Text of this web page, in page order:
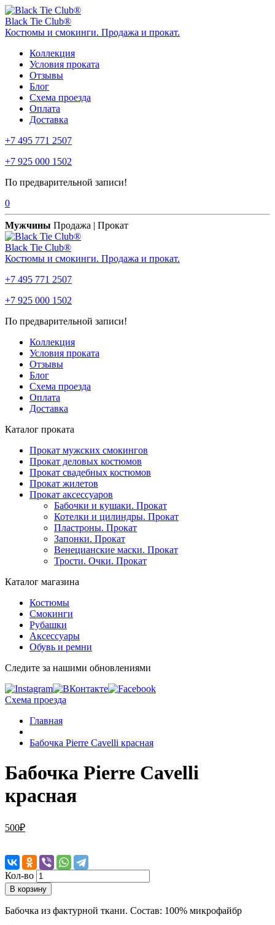
Black Tie Club®
Костюмы и смокинги. Продажа и прокат.
Коллекция
Условия проката
Отзывы
Блог
Схема проезда
Оплата
Доставка
+7 495 771 2507
+7 925 000 1502
По предварительной записи!
0
Мужчины Продажа | Прокат
Black Tie Club®
Костюмы и смокинги. Продажа и прокат.
+7 495 771 2507
+7 925 000 1502
По предварительной записи!
Коллекция
Условия проката
Отзывы
Блог
Схема проезда
Оплата
Доставка
Каталог проката
Прокат мужских смокингов
Прокат деловых костюмов
Прокат свадебных костюмов
Прокат жилетов
Прокат аксессуаров
Бабочки и кушаки. Прокат
Котелки и цилиндры. Прокат
Пластроны. Прокат
Запонки. Прокат
Венецианские маски. Прокат
Трости. Очки. Прокат
Каталог магазина
Костюмы
Смокинги
Рубашки
Аксессуары
Обувь и ремни
Следите за нашими обновлениями
Схема проезда
Главная
Бабочка Pierre Cavelli красная
Бабочка Pierre Cavelli
красная
500₽
Кол-во
В корзину
Бабочка из фактурной ткани. Состав: 100% микрофайбр